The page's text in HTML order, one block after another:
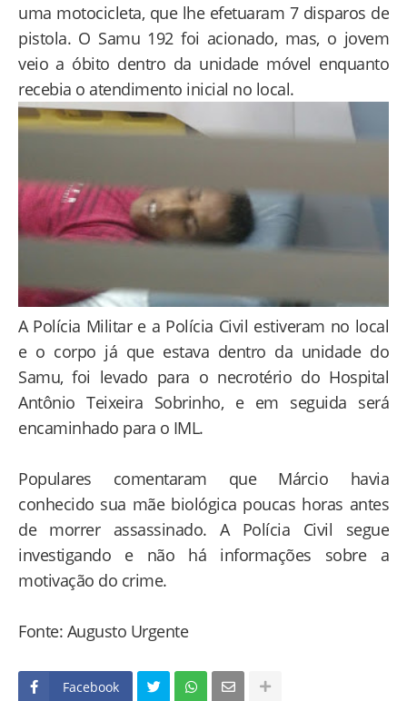
uma motocicleta, que lhe efetuaram 7 disparos de
pistola. O Samu 192 foi acionado, mas, o jovem
veio a óbito dentro da unidade móvel enquanto
recebia o atendimento inicial no local.
A Polícia Militar e a Polícia Civil estiveram no local
e o corpo já que estava dentro da unidade do
Samu, foi levado para o necrotério do Hospital
Antônio Teixeira Sobrinho, e em seguida será
encaminhado para o IML.
Populares comentaram que Márcio havia
conhecido sua mãe biológica poucas horas antes
de morrer assassinado. A Polícia Civil segue
investigando e não há informações sobre a
motivação do crime.
Fonte: Augusto Urgente
Facebook